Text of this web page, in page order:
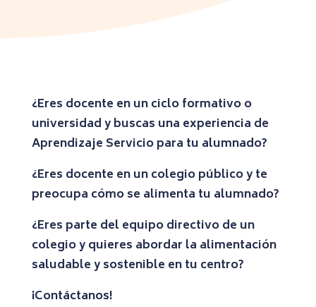
¿Eres docente en un ciclo formativo o
universidad y buscas una experiencia de
Aprendizaje Servicio para tu alumnado?
¿Eres docente en un colegio público y te
preocupa cómo se alimenta tu alumnado?
¿Eres parte del equipo directivo de un
colegio y quieres abordar la alimentación
saludable y sostenible en tu centro?
¡Contáctanos!